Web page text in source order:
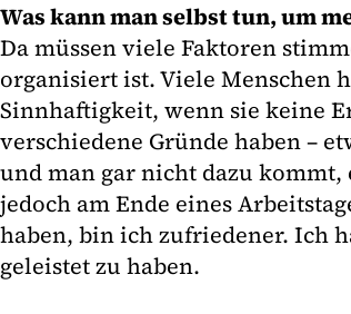
Was kann man selbst tun, um
Da müssen viele Faktoren
organisiert ist. Viele Menschen
Sinnhaftigkeit, wenn sie keine
verschiedene Gründe haben –
und man gar nicht dazu
jedoch am Ende eines
haben, bin ich zufriedener. Ich
geleistet zu haben.